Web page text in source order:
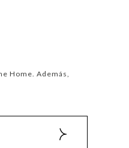
Home. Además,